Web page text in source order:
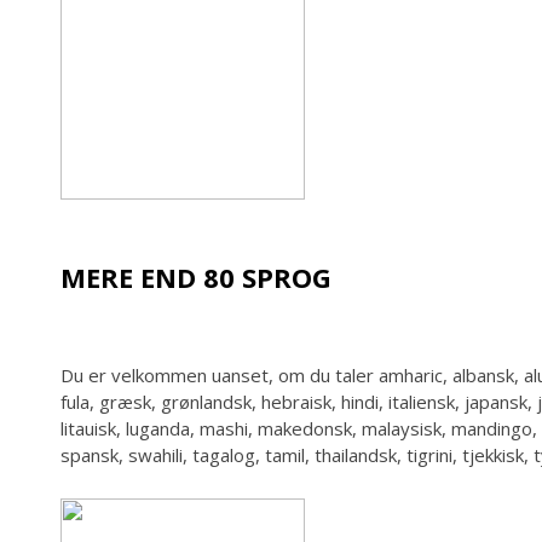
MERE END 80 SPROG
Du er velkommen uanset, om du taler amharic, albansk,
fula, græsk, grønlandsk, hebraisk, hindi, italiensk,
litauisk, luganda, mashi, makedonsk, malaysisk,
spansk, swahili, tagalog, tamil, thailandsk, tigrini,